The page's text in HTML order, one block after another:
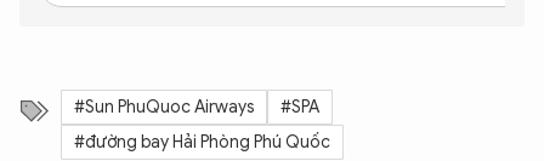
#Sun PhuQuoc Airways
#SPA
#đường bay Hải Phòng Phú Quốc
TÔI LÀ CHATBOT CỦA